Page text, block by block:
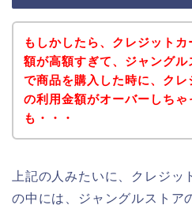
もしかしたら、クレジットカ
額が高額すぎて、ジャングル
で商品を購入した時に、クレ
の利用金額がオーバーしちゃ
も・・・
上記の人みたいに、クレジッ
の中には、ジャングルストア